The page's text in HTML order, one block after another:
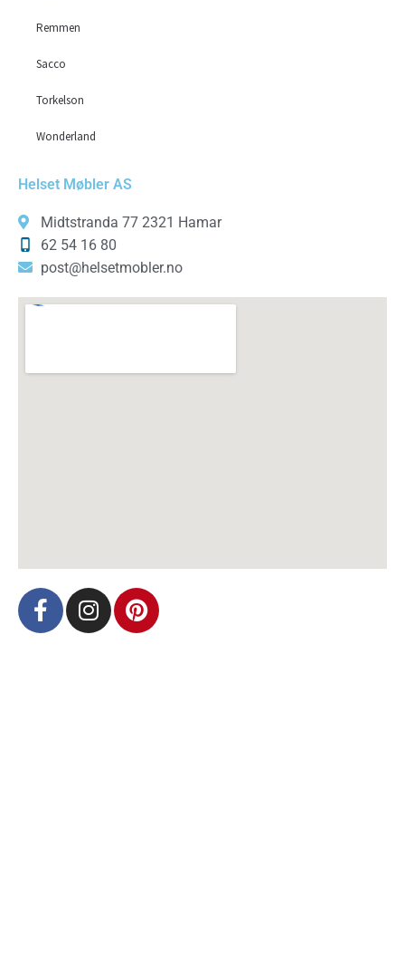
Remmen
Sacco
Torkelson
Wonderland
Helset Møbler AS
Midtstranda 77 2321 Hamar
62 54 16 80
post@helsetmobler.no